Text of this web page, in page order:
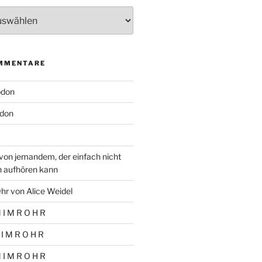
jemandem, der einfach nicht
aufhören kann
von Alice Weidel
I M R O H R
M R O H R
I M R O H R